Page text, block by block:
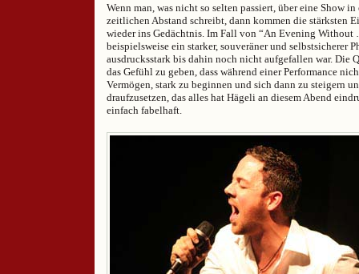
Wenn man, was nicht so selten passiert, über eine Show in
zeitlichen Abstand schreibt, dann kommen die stärksten
wieder ins Gedächtnis. Im Fall von “An Evening Without
beispielsweise ein starker, souveräner und selbstsicherer
ausdrucksstark bis dahin noch nicht aufgefallen war. Die
das Gefühl zu geben, dass während einer Performance
Vermögen, stark zu beginnen und sich dann zu steigern
draufzusetzen, das alles hat Hägeli an diesem Abend
einfach fabelhaft.